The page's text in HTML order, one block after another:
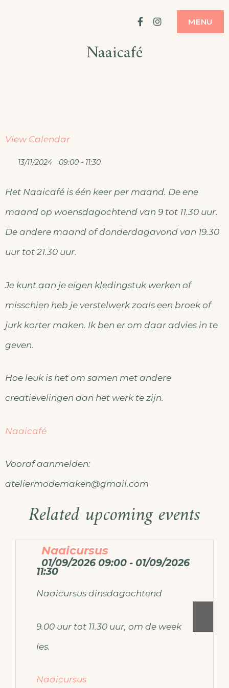
FacebookInstagram
MENU
Naaicafé
View Calendar
13/11/2024 09:00 - 11:30
Het Naaicafé is één keer per maand. De ene
maand op woensdagochtend van 9 tot 11.30 uur.
De andere maand of donderdagavond van 19.30
uur tot 21.30 uur.
Je kunt aan je eigen kledingstuk werken of
misschien heb je verstelwerk zoals een broek of
jurk korter maken. Ik ben er om daar advies in te
geven.
Hoe leuk is het om samen met andere
creatievelingen aan het werk te zijn.
Naaicafé
Vooraf aanmelden:
ateliermodemaken@gmail.com
Related upcoming events
Naaicursus
01/09/2026 09:00 - 01/09/2026
11:30
Naaicursus dinsdagochtend
9.00 uur tot 11.30 uur, om de week
les.
Naaicursus